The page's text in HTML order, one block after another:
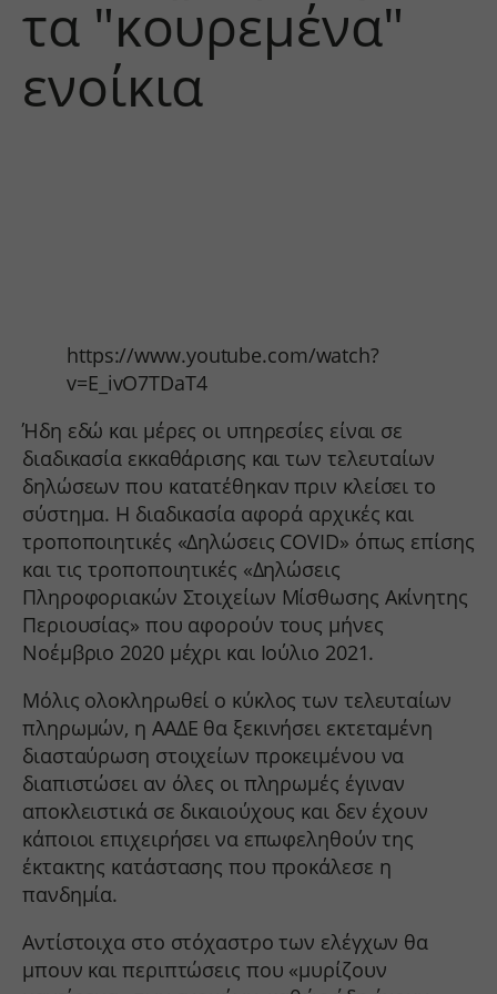
τα "κουρεμένα"
ενοίκια
https://www.youtube.com/watch?
v=E_ivO7TDaT4
Ήδη εδώ και μέρες οι υπηρεσίες είναι σε
διαδικασία εκκαθάρισης και των τελευταίων
δηλώσεων που κατατέθηκαν πριν κλείσει το
σύστημα. Η διαδικασία αφορά αρχικές και
τροποποιητικές «Δηλώσεις COVID» όπως επίσης
και τις τροποποιητικές «Δηλώσεις
Πληροφοριακών Στοιχείων Μίσθωσης Ακίνητης
Περιουσίας» που αφορούν τους μήνες
Νοέμβριο 2020 μέχρι και Ιούλιο 2021.
Μόλις ολοκληρωθεί ο κύκλος των τελευταίων
πληρωμών, η ΑΑΔΕ θα ξεκινήσει εκτεταμένη
διασταύρωση στοιχείων προκειμένου να
διαπιστώσει αν όλες οι πληρωμές έγιναν
αποκλειστικά σε δικαιούχους και δεν έχουν
κάποιοι επιχειρήσει να επωφεληθούν της
έκτακτης κατάστασης που προκάλεσε η
πανδημία.
Αντίστοιχα στο στόχαστρο των ελέγχων θα
μπουν και περιπτώσεις που «μυρίζουν